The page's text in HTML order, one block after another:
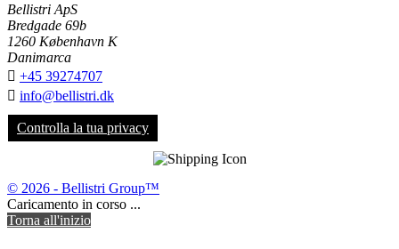
Bellistri ApS
Bredgade 69b
1260 København K
Danimarca
 +45 39274707
 info@bellistri.dk
Controlla la tua privacy
© 2026 - Bellistri Group™
Caricamento in corso ...
Torna all'inizio